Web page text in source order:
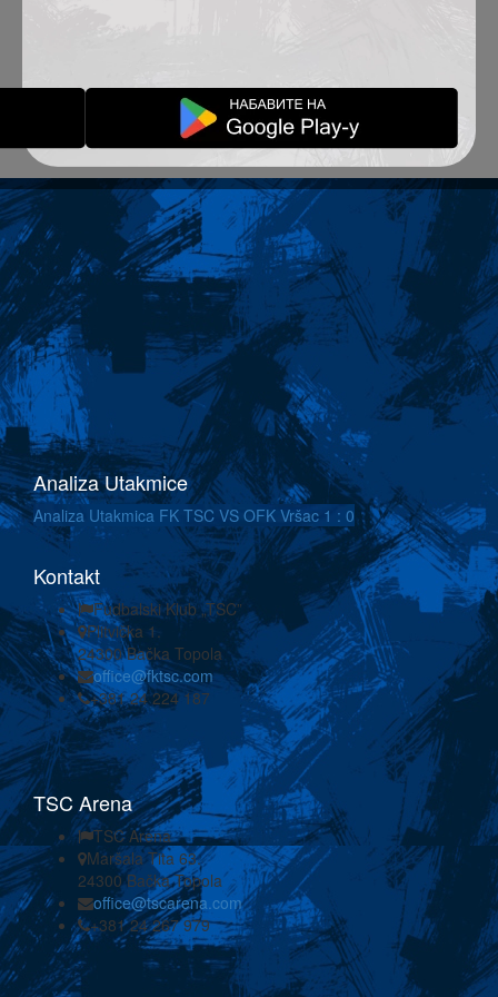
Analiza Utakmice
Analiza Utakmica FK TSC VS OFK Vršac 1 : 0
Kontakt
Fudbalski Klub „TSC”
Plitvička 1.
24300 Bačka Topola
office@fktsc.com
+381 24 224 187
TSC Arena
TSC Arena
Maršala Tita 63.
24300 Bačka Topola
office@tscarena.com
+381 24 267 979